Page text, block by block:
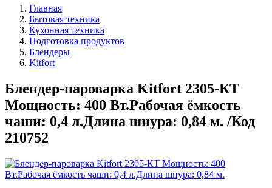
Главная
Бытовая техника
Кухонная техника
Подготовка продуктов
Блендеры
Kitfort
Блендер-пароварка Kitfort 2305-КТ
Мощность: 400 Вт.Рабочая ёмкость
чаши: 0,4 л.Длина шнура: 0,84 м. /Код
210752